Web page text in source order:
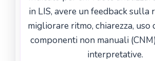
in LIS, avere un feedback sulla
migliorare ritmo, chiarezza, uso
componenti non manuali
interpretative.